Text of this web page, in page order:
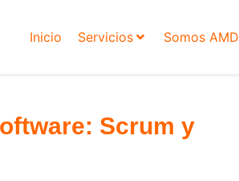
Inicio Servicios Somos AMD
Scrum y